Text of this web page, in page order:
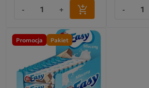
- + -
Promocja Pakiet